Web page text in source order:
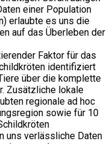
einer Population
erlaubte es uns die
auf das Überleben der
Faktor für das
identifiziert
über die komplette
Zusätzliche lokale
regionale ad hoc
sowie für 10
uns verlässliche Daten